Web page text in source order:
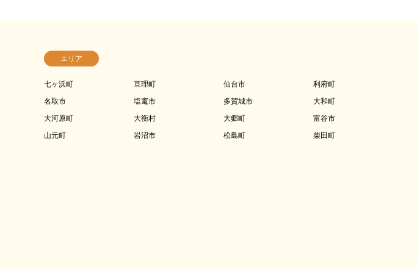
エリア
七ヶ浜町 亘理町 仙台市
利府町
名取市
塩竃市 多賀城市
大和町
大河原町
大衡村 大郷町
富谷市
山元町
岩沼市 松島町 柴田町